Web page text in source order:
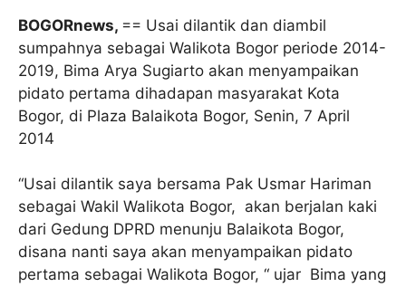
BOGORnews, == Usai dilantik dan diambil
sumpahnya sebagai Walikota Bogor periode 2014-
2019, Bima Arya Sugiarto akan menyampaikan
pidato pertama dihadapan masyarakat Kota
Bogor, di Plaza Balaikota Bogor, Senin, 7 April
2014
“Usai dilantik saya bersama Pak Usmar Hariman
sebagai Wakil Walikota Bogor, akan berjalan kaki
dari Gedung DPRD menunju Balaikota Bogor,
disana nanti saya akan menyampaikan pidato
pertama sebagai Walikota Bogor, “ ujar Bima yang